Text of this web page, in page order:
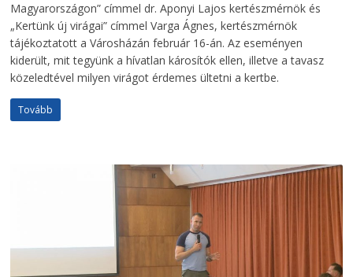
Magyarországon” címmel dr. Aponyi Lajos kertészmérnök és
„Kertünk új virágai” címmel Varga Ágnes, kertészmérnök
tájékoztatott a Városházán február 16-án. Az eseményen
kiderült, mit tegyünk a hívatlan károsítók ellen, illetve a tavasz
közeledtével milyen virágot érdemes ültetni a kertbe.
Tovább